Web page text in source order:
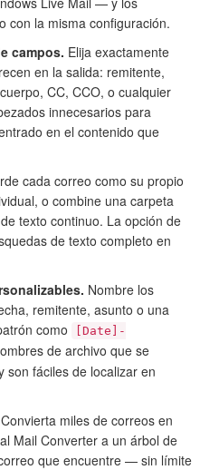
con la misma configuración.
campos. Elija exactamente
en la salida: remitente,
CC, CCO, o cualquier
innecesarios para
en el contenido que
cada correo como su propio
o combine una carpeta
texto continuo. La opción de
de texto completo en
Nombre los
remitente, asunto o una
como
[Date]-
de archivo que se
son fáciles de localizar en
Convierta miles de correos en
Mail Converter a un árbol de
que encuentre — sin límite